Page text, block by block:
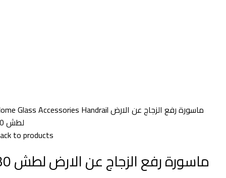
Glass Accessories Handrailماسورة رفع الزجاج عن الارض
لطش 30
to products
ماسورة رفع الزجاج عن الارض لطش 30